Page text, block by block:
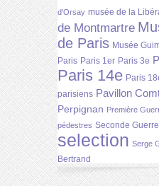
d'Orsay musée de la
de Montmartre
de Paris Musée
Paris Paris 1er Paris 3e
Paris 14e Paris
parisiens Pavillon
Perpignan Première
pédestres Seconde
selection Serge
Bertrand